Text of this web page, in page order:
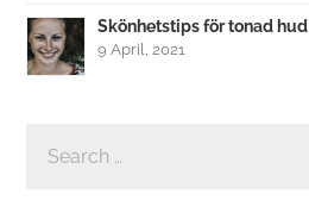
Skönhetstips för tonad hud
9 April, 2021
FOR: